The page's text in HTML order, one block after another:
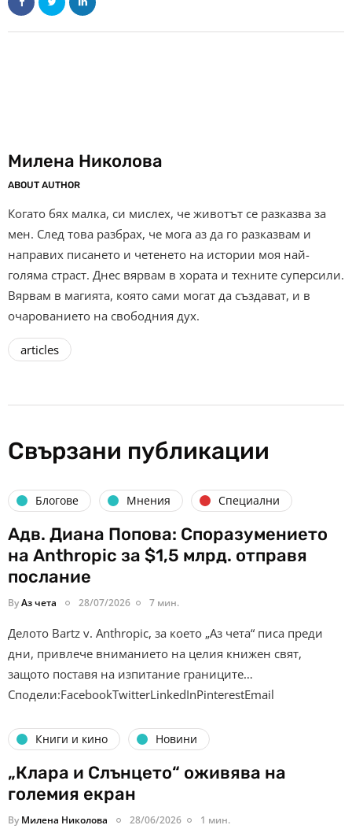
Милена Николова
ABOUT AUTHOR
Когато бях малка, си мислех, че животът се разказва за
мен. След това разбрах, че мога аз да го разказвам и
направих писането и четенето на истории моя най-
голяма страст. Днес вярвам в хората и техните суперсили.
Вярвам в магията, която сами могат да създават, и в
очарованието на свободния дух.
articles
Свързани публикации
Блогове Мнения Специални
Адв. Диана Попова: Споразумението
на Anthropic за $1,5 млрд. отправя
послание
ByАз чета 28/07/2026 7 мин.
Делото Bartz v. Anthropic, за което „Аз чета“ писа преди
дни, привлече вниманието на целия книжен свят,
защото поставя на изпитание границите…
Сподели:FacebookTwitterLinkedInPinterestEmail
Книги и кино Новини
„Клара и Слънцето“ оживява на
големия екран
By Милена Николова 28/06/2026 1 мин.